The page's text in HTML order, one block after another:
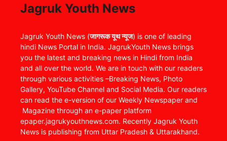
Jagruk Youth News
Jagruk Youth News (जागरूक यूथ न्यूज) is one of leading
hindi News Portal in India. JagrukYouth News brings
you the latest and breaking news in Hindi from India
and all over the world. We are in touch with our readers
through various activities –Breaking News, Photo
Gallery, YouTube Channel and Social Media. Our readers
can read the e-version of our Weekly Newspaper and
Magazine through an e-paper platform
epaper.jagrukyouthnews.com. Recently Jagruk Youth
News is publishing from Uttar Pradesh & Uttarakhand.